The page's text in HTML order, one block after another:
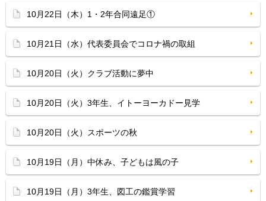
10月22日（木）1・2年合同遠足①
10月21日（水）代表委員会でコロナ禍の取組
10月20日（火）クラブ活動に夢中
10月20日（火）3年生、イトーヨーカドー見学
10月20日（火）スポーツの秋
10月19日（月）中休み、子どもは風の子
10月19日（月）3年生、図工の鑑賞学習